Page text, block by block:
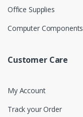
Office Supplies
Computer Components
Customer Care
My Account
Track your Order